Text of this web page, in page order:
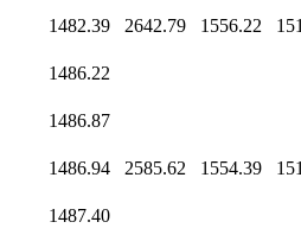
1482.39 2642.79 1556.22
1486.22
1486.87
1486.94 2585.62 1554.39
1487.40